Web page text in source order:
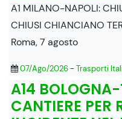
A1 MILANO-NAPOLI:
CHIUSI CHIANCIANO
Roma, 7 agosto
07/Ago/2026- Trasporti
A14
CANTIERE PER